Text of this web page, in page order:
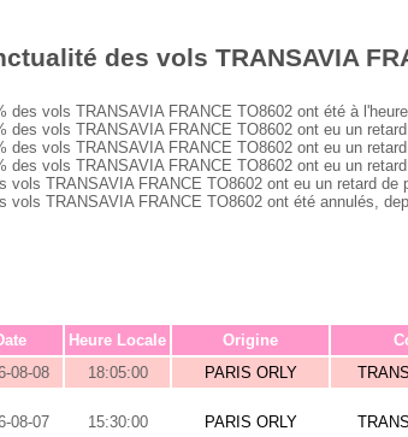
des vols TRANSAVIA
des vols TRANSAVIA FRANCE TO8602 ont été à
des vols TRANSAVIA FRANCE TO8602 ont eu un
des vols TRANSAVIA FRANCE TO8602 ont eu un
des vols TRANSAVIA FRANCE TO8602 ont eu un
vols TRANSAVIA FRANCE TO8602 ont eu un retard
vols TRANSAVIA FRANCE TO8602 ont été annulés,
Heure Locale Origine
08-08
18:05:00 PARIS ORLY
08-07 15:30:00 PARIS ORLY